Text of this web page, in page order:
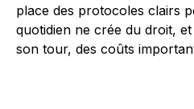
place des protocoles clairs
quotidien ne crée du droit,
son tour, des coûts